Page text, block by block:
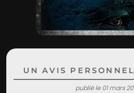
UN AVIS
publié le 01 mars